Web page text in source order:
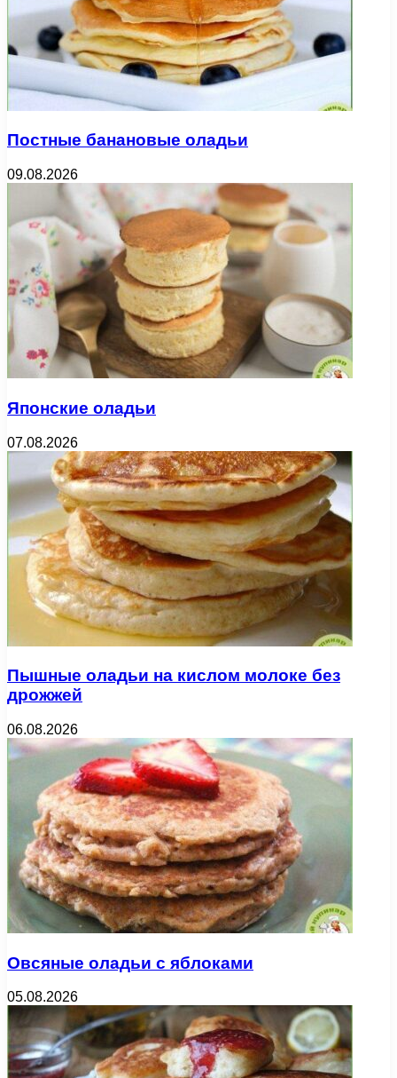
Постные банановые оладьи
09.08.2026
Японские оладьи
07.08.2026
Пышные оладьи на кислом молоке без
дрожжей
06.08.2026
Овсяные оладьи с яблоками
05.08.2026